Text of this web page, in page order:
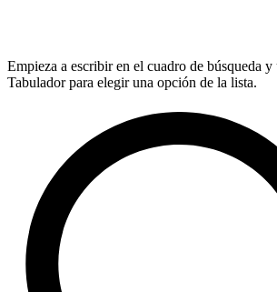
Empieza a escribir en el cuadro de búsqueda
Tabulador para elegir una opción de la lista.